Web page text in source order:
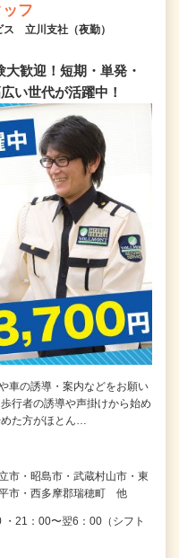
フ
ス 立川支社（夜勤）
大歓迎！短期・単発・
い世代が活躍中！
車の誘導・案内などをお願い
行者の誘導や声掛けから始め
た方がほとん…
市・昭島市・武蔵村山市・東
市・西多摩郡瑞穂町 他
21：00〜翌6：00（シフト